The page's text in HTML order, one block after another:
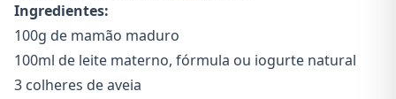
Ingredientes:
100g de mamão maduro
100ml de leite materno, fórmula ou iogurte natural
3 colheres de aveia